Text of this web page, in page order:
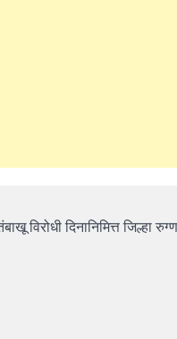
विरोधी दिनानिमित्त जिल्हा